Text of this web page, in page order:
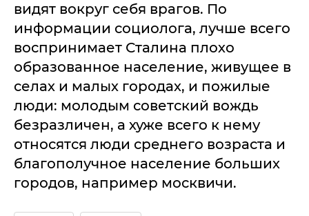
видят вокруг себя врагов. По
информации социолога, лучше всего
воспринимает Сталина плохо
образованное население, живущее в
селах и малых городах, и пожилые
люди: молодым советский вождь
безразличен, а хуже всего к нему
относятся люди среднего возраста и
благополучное население больших
городов, например москвичи.